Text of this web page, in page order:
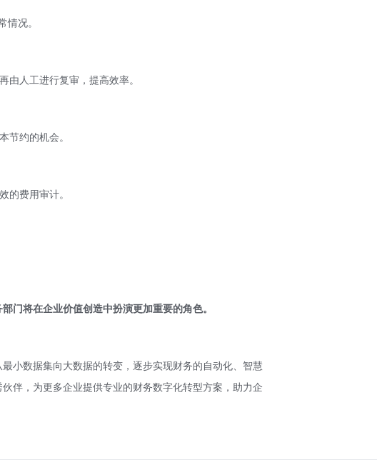
情况。
由人工进行复审，提高效率。
节约的机会。
的费用审计。
部门将在企业价值创造中扮演更加重要的角色。
小数据集向大数据的转变，逐步实现财务的自动化、智慧
伴，为更多企业提供专业的财务数字化转型方案，助力企